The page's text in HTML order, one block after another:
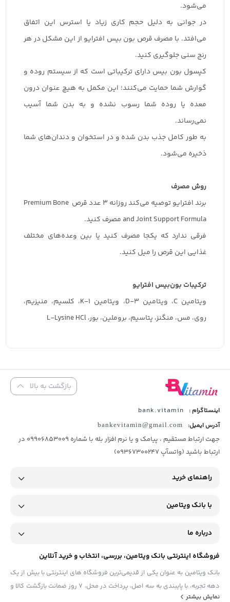
می‌شود.
در جوانی به دلیل حجم کاری زیاد یا استرس این اتفاق
می‌افتد. با مصرف قرص بون بیس افترایو از این مشکل در هر
رنج سنی جلوگیری کنید.
کپسول بون بیس دارای ترکیباتی است که از سیستم روده و
گوارش شما حمایت می‌کنند؛ این مکمل به هیچ عنوان درون
معده یا روده شما رسوب نشده و به بدن شما آسیب
نمی‌رساند.
به طور کامل جذب بدن شده و در استخوا‌ن و دندان‌های شما
ذخیره می‌شود.
روش مصرف
برند افترایو توصیه می‌کند روزانه 3 عدد قرص Premium Bone
and Joint Support Formula مصرف کنید.
فرقی ندارد که یکجا مصرف کنید یا بین وعده‌های مختلف
غذایی این قرص را میل کنید.
ترکیبات بون‌بیس افترایو
ویتامین C، ویتامین D-3، ویتامین K-1، کلسیم، منیزیم،
روی، مس، منگنز، پتاسیم، بروملین، بور، L-Lysine HCl
بازگشت به بالا
اینستاگرام : bank.vitamin
آدرس ایمیل: bankevitamin@gmail.com
جهت ارتباط مستقیم ، پیامک و یا نرم افزار بله با شماره 09906853009 در
ارتباط باشید (واتسآپ 09367300247)
راهنمای خرید
با بانک ویتامین
درباره ما
فروشگاه اینترنتی بانک ویتامین، بررسی، انتخاب و خرید آنلاین
بانک ویتامین به عنوان یکی از قدیمی‌ترین فروشگاه های اینترنتی با بیش از یک
دهه تجربه، با پایبندی به سه اصل، پرداخت در محل، ۷ روز ضمانت بازگشت کالا و
تضمین اصل‌بودن کالا موفق شده تا همگام با فروشگاه‌های معتبر جهان، به
نمایش بیشتر